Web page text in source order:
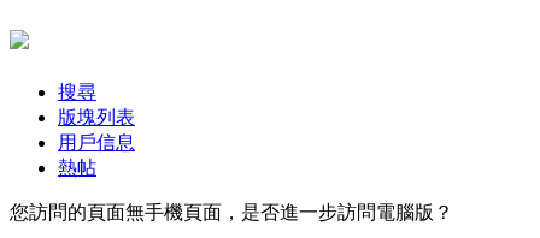
搜尋
版塊列表
用戶信息
熱帖
您訪問的頁面無手機頁面，是否進一步訪問電腦版？